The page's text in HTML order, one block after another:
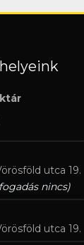
utca 19.
nincs)
utca 19.